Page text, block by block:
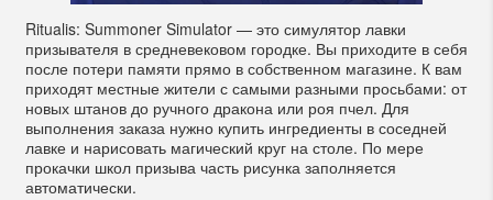
Ritualis: Summoner Simulator — это симулятор лавки
призывателя в средневековом городке. Вы приходите в себя
после потери памяти прямо в собственном магазине. К вам
приходят местные жители с самыми разными просьбами: от
новых штанов до ручного дракона или роя пчел. Для
выполнения заказа нужно купить ингредиенты в соседней
лавке и нарисовать магический круг на столе. По мере
прокачки школ призыва часть рисунка заполняется
автоматически.